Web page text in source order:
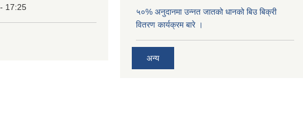
17:25
५०% अनुदानमा उन्नत जातको धानको बिउ बिक्री
वितरण कार्यक्रम बारे ।
अन्य